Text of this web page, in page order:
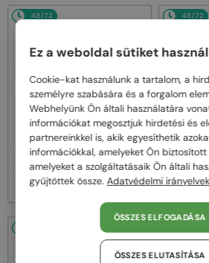
48/72
Roberto Cavalli—
Napszemüvegek
SRC006 - 0300 - 63
104 000 Ft
48/72
Roberto
SRC002S -
72 000 Ft
Ez a weboldal sütiket használ
Cookie-kat használunk a tartalom, a
személyre szabására és a forgalom
Webhelyünk Ön általi használatára
információkat megosztjuk hirdetési és
partnereinkkel is, akik egyesíthetik
információkkal, amelyeket Ön biztosított
amelyeket a szolgáltatásaik Ön általi
gyűjtöttek össze.Adatvédelmi
ÖSSZES ELFOGADÁSA
ÖSSZES ELUTASÍTÁSA